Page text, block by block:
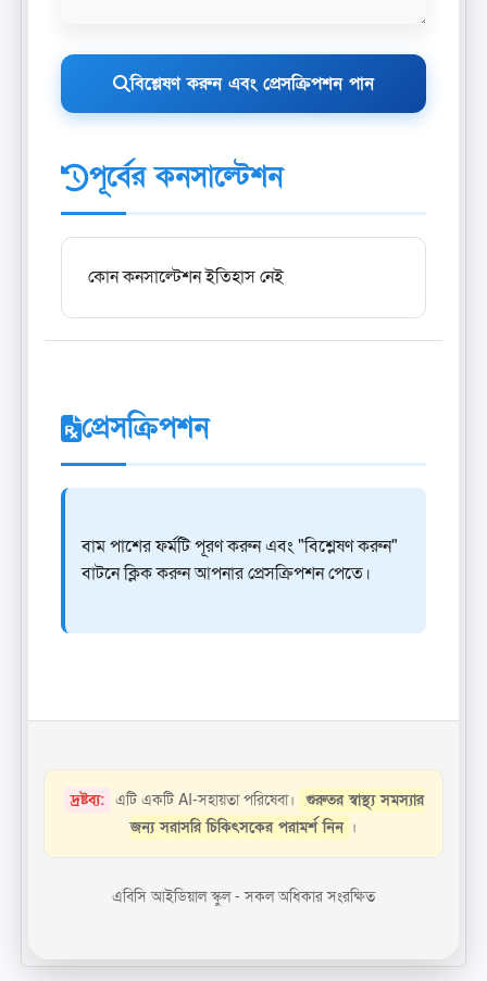
বিশ্লেষণ করুন এবং প্রেসক্রিপশন পান
পূর্বের কনসাল্টেশন
কোন কনসাল্টেশন ইতিহাস নেই
প্রেসক্রিপশন
বাম পাশের ফর্মটি পূরণ করুন এবং "বিশ্লেষণ করুন"
বাটনে ক্লিক করুন আপনার প্রেসক্রিপশন পেতে।
দ্রষ্টব্য: এটি একটি AI-সহায়তা পরিষেবা। গুরুতর স্বাস্থ্য সমস্যার
জন্য সরাসরি চিকিৎসকের পরামর্শ নিন ।
এবিসি আইডিয়াল স্কুল - সকল অধিকার সংরক্ষিত